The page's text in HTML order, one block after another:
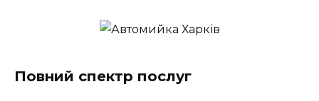
Повний спектр послуг